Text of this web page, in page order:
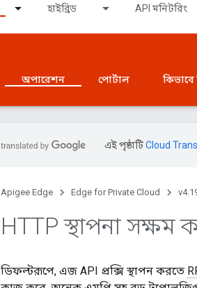
হাইব্রিড API মনিটরিং
অপারেশন পোর্টাল কিভাবে
এই পৃষ্ঠাটিCloud
Apigee Edge Edge for Private Cloud
HTTP স্থাপনা সক্ষম
ডিফল্টরূপে, এজ API প্রক্সি স্থাপন করতে